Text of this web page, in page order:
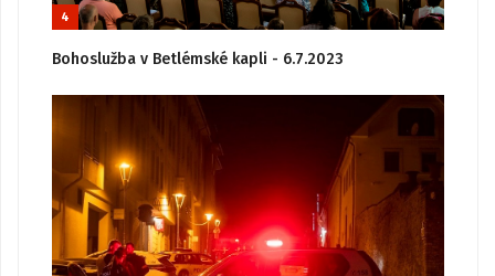
4
Bohoslužba v Betlémské kapli - 6.7.2023